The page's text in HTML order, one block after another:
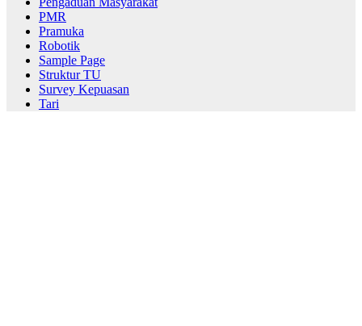
PMR
Pramuka
Robotik
Sample Page
Struktur TU
Survey Kepuasan
Tari